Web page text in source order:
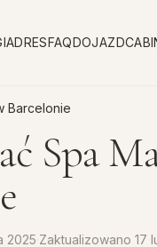
ADRESFAQDOJAZD
Barcelonie
Spa
2025 Zaktualizowano 17